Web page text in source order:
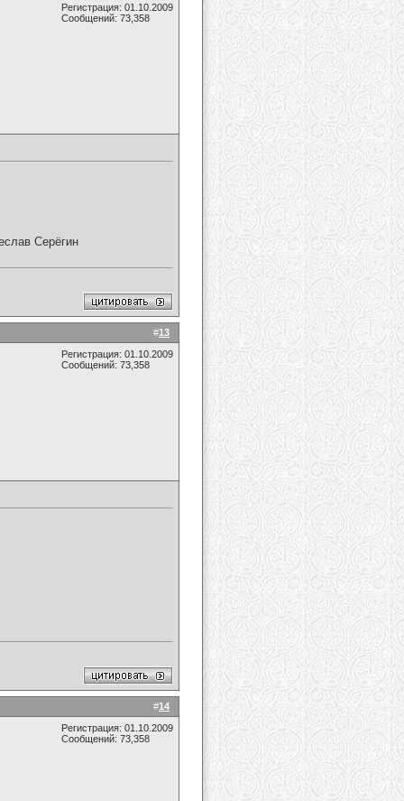
Регистрация: 01.10.2009
Сообщений: 73,358
Серёгин
#13
Регистрация: 01.10.2009
Сообщений: 73,358
#14
Регистрация: 01.10.2009
Сообщений: 73,358